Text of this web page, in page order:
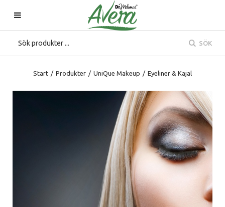
SÖK
Start / Produkter / UniQue Makeup / Eyeliner & Kajal